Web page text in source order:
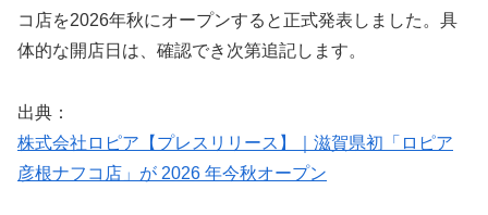
コ店を2026年秋にオープンすると正式発表しました。具
体的な開店日は、確認でき次第追記します。
出典：
株式会社ロピア【プレスリリース】｜滋賀県初「ロピア
彦根ナフコ店」が 2026 年今秋オープン